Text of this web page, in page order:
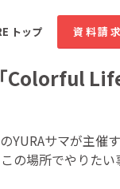
トップ 資料請
新着のコミ
Colorful
YURAサマが主
の場所でやり